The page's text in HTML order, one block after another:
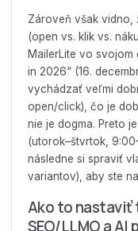
Zároveň však vidno,
(open vs. klik vs.
MailerLite vo svojom
in 2026“ (16.
vychádzať veľmi
open/click), čo je
nie je dogma. Preto
(utorok–štvrtok,
následne si spraviť
variantov), aby ste
Ako to nastaviť
SEO/LLMO a AI